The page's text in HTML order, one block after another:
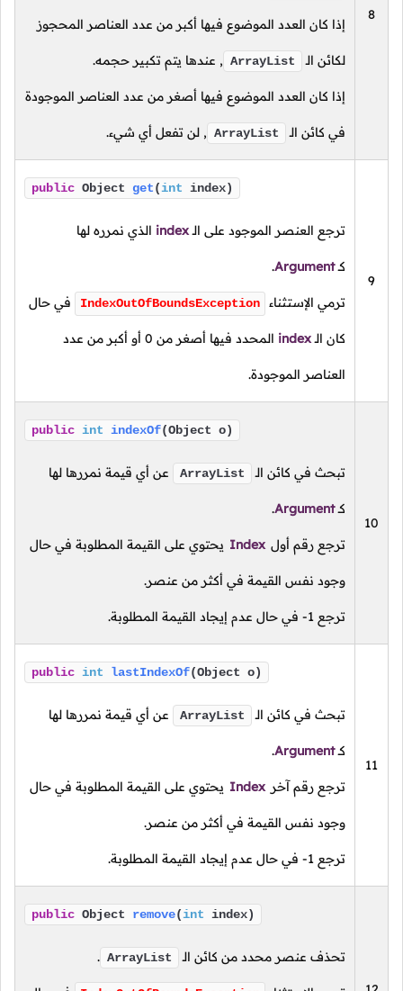
8
إذا كان العدد الموضوع فيها أكبر من عدد العناصر المحجوز
لكائن الـ ArrayList , عندها يتم تكبير حجمه.
إذا كان العدد الموضوع فيها أصغر من عدد العناصر الموجودة
في كائن الـ ArrayList , لن تفعل أي شيء.
9
public Object get(int index)
ترجع العنصر الموجود على الـindex الذي نمرره لها
كـArgument
.
ترمي الإستثناء IndexOutOfBoundsException في حال
كان الـindex المحدد فيها أصغر من 0 أو أكبر من عدد
العناصر الموجودة.
10
public int indexOf(Object o)
تبحث في كائن الـ ArrayList عن أي قيمة نمررها لها
كـArgument
.
ترجع رقم أول Index يحتوي على القيمة المطلوبة في حال
وجود نفس القيمة في أكثر من عنصر.
ترجع 1- في حال عدم إيجاد القيمة المطلوبة.
11
public int lastIndexOf(Object o)
تبحث في كائن الـ ArrayList عن أي قيمة نمررها لها
كـArgument
.
ترجع رقم آخر Index يحتوي على القيمة المطلوبة في حال
وجود نفس القيمة في أكثر من عنصر.
ترجع 1- في حال عدم إيجاد القيمة المطلوبة.
public Object remove(int index)
تحذف عنصر محدد من كائن الـ ArrayList
.